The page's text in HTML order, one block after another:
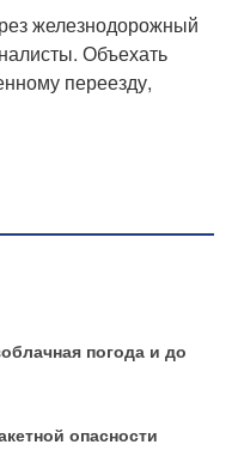
железнодорожный
Объехать
переезду,
погода и до
опасности